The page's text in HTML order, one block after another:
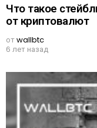
Что такое
от криптовалют
отwallbtc
6 лет назад